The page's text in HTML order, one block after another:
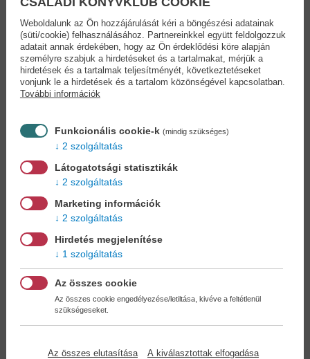
Varázslatos világunk
ovi...
Dohar Magdolna
5,64 €4,90 €
Varázslatos világunk
ovi...
Dohar Magdolna
5,64 €4,90 €
Varázslatos színező
Tóthné Franczia Beáta
Varázslatos színező
Tóthné Franczia Beáta
Weboldalunk az Ön hozzájárulását kéri a böngészési adatainak
(süti/cookie) felhasználásához. Partnereinkkel együtt feldolgozzuk
adatait annak érdekében, hogy az Ön érdeklődési köre alapján
személyre szabjuk a hirdetéseket és a tartalmakat, mérjük a
hirdetések és a tartalmak teljesítményét, következtetéseket
vonjunk le a hirdetések és a tartalom közönségével kapcsolatban.
További információk
Funkcionális cookie-k (mindig szükséges)
2 szolgáltatás
Látogatotsági statisztikák
2 szolgáltatás
Marketing információk
2 szolgáltatás
Hirdetés megjelenítése
1 szolgáltatás
Az összes cookie
Az összes cookie engedélyezése/letiltása, kivéve a feltétlenül
szükségeseket.
Az összes elutasítása A kiválasztottak elfogadása